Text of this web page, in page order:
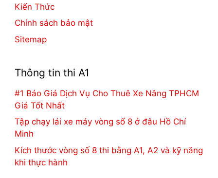
Kiến Thức
Chính sách bảo mật
Sitemap
Thông tin thi A1
#1 Báo Giá Dịch Vụ Cho Thuê Xe Nâng TPHCM
Giá Tốt Nhất
Tập chạy lái xe máy vòng số 8 ở đâu Hồ Chí
Minh
Kích thước vòng số 8 thi bằng A1, A2 và kỹ năng
khi thực hành